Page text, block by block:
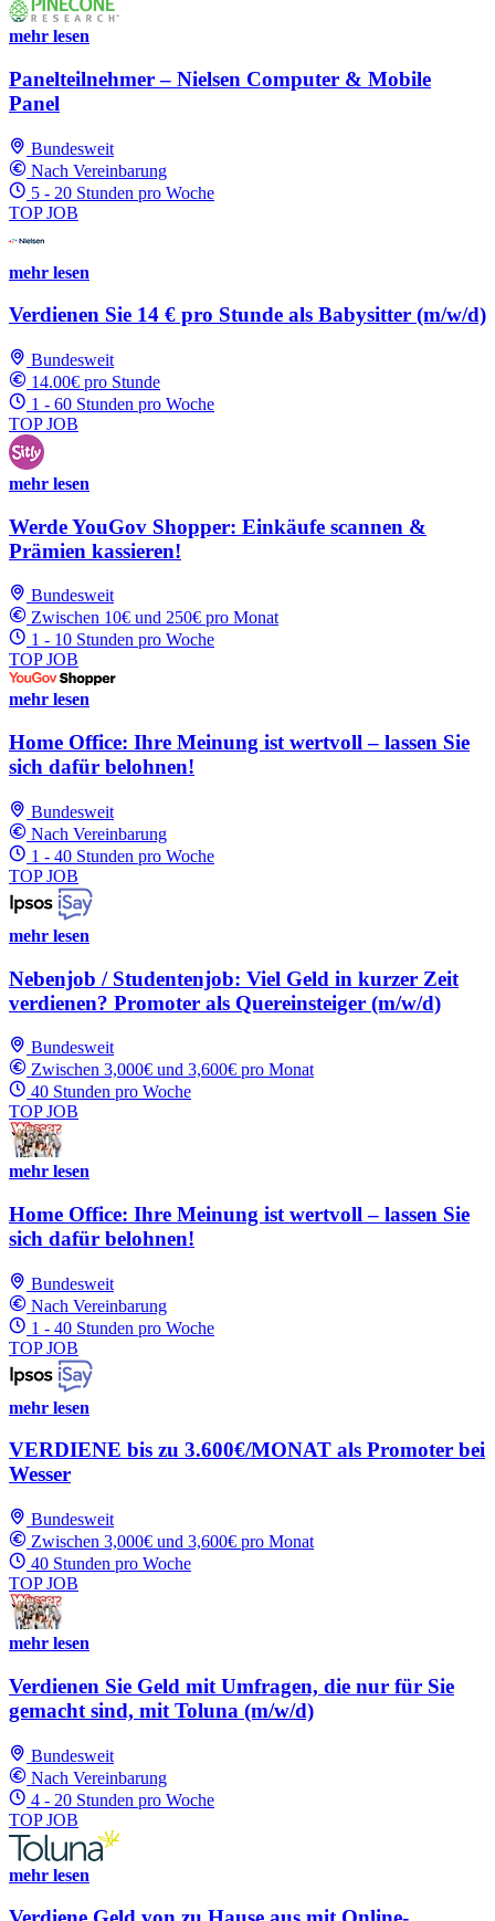
mehr lesen
Panelteilnehmer – Nielsen Computer & Mobile
Panel
Bundesweit
Nach Vereinbarung
5 - 20 Stunden pro Woche
TOP JOB
mehr lesen
Verdienen Sie 14 € pro Stunde als Babysitter (m/w/d)
Bundesweit
14.00€ pro Stunde
1 - 60 Stunden pro Woche
TOP JOB
mehr lesen
Werde YouGov Shopper: Einkäufe scannen &
Prämien kassieren!
Bundesweit
Zwischen 10€ und 250€ pro Monat
1 - 10 Stunden pro Woche
TOP JOB
mehr lesen
Home Office: Ihre Meinung ist wertvoll – lassen Sie
sich dafür belohnen!
Bundesweit
Nach Vereinbarung
1 - 40 Stunden pro Woche
TOP JOB
mehr lesen
Nebenjob / Studentenjob: Viel Geld in kurzer Zeit
verdienen? Promoter als Quereinsteiger (m/w/d)
Bundesweit
Zwischen 3,000€ und 3,600€ pro Monat
40 Stunden pro Woche
TOP JOB
mehr lesen
Home Office: Ihre Meinung ist wertvoll – lassen Sie
sich dafür belohnen!
Bundesweit
Nach Vereinbarung
1 - 40 Stunden pro Woche
TOP JOB
mehr lesen
VERDIENE bis zu 3.600€/MONAT als Promoter bei
Wesser
Bundesweit
Zwischen 3,000€ und 3,600€ pro Monat
40 Stunden pro Woche
TOP JOB
mehr lesen
Verdienen Sie Geld mit Umfragen, die nur für Sie
gemacht sind, mit Toluna (m/w/d)
Bundesweit
Nach Vereinbarung
4 - 20 Stunden pro Woche
TOP JOB
mehr lesen